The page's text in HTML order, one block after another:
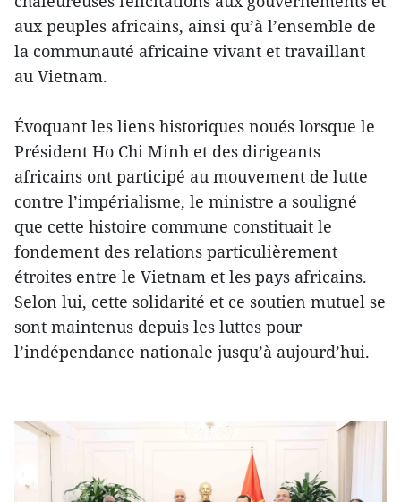
aux peuples africains, ainsi qu’à l’ensemble de
la communauté africaine vivant et travaillant
au Vietnam.
Évoquant les liens historiques noués lorsque le
Président Ho Chi Minh et des dirigeants
africains ont participé au mouvement de lutte
contre l’impérialisme, le ministre a souligné
que cette histoire commune constituait le
fondement des relations particulièrement
étroites entre le Vietnam et les pays africains.
Selon lui, cette solidarité et ce soutien mutuel se
sont maintenus depuis les luttes pour
l’indépendance nationale jusqu’à aujourd’hui.